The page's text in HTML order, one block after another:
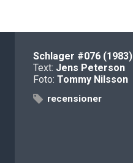
Schlager #076 (1983)
Text: Jens Peterson
Foto: Tommy Nilsson
recensioner